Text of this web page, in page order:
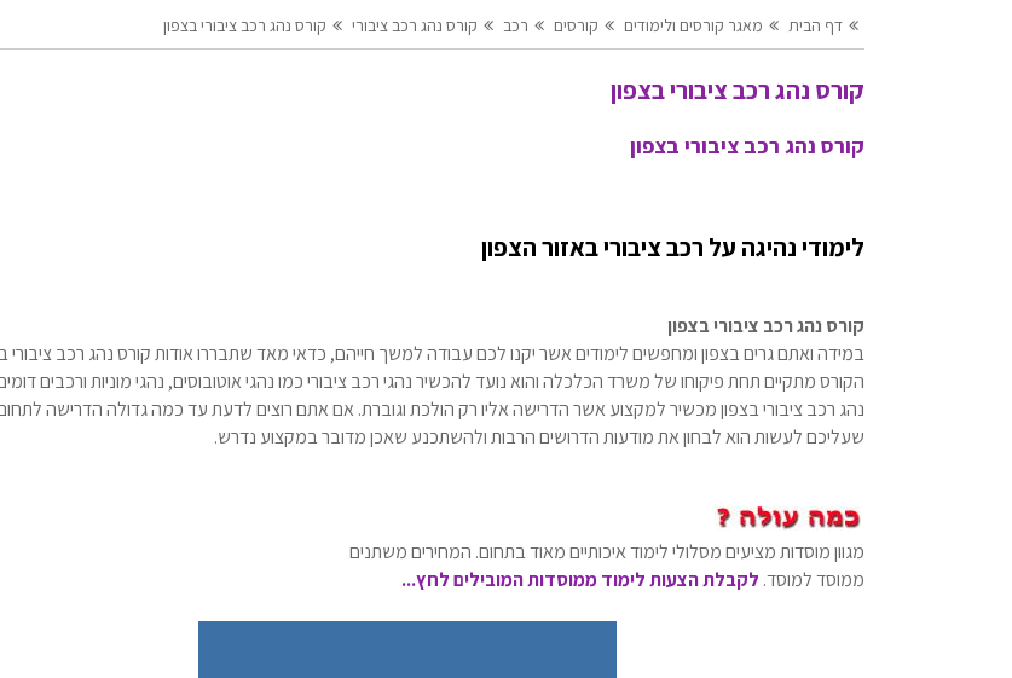
דף הבית מאגר קורסים ולימודים קורסים רכב קורס נהג רכב ציבורי קורס נהג רכב ציבורי בצפון
קורס נהג רכב ציבורי בצפון
קורס נהג רכב ציבורי בצפון
לימודי נהיגה על רכב ציבורי באזור הצפון
קורס נהג רכב ציבורי בצפון
במידה ואתם גרים בצפון ומחפשים לימודים אשר יקנו לכם עבודה למשך חייהם, כדאי מאד שתבררו אודות קורס נהג רכב ציבורי
הקורס מתקיים תחת פיקוחו של משרד הכלכלה והוא נועד להכשיר נהגי רכב ציבורי כמו נהגי אוטובוסים, נהגי מוניות ורכבים
נהג רכב ציבורי בצפון מכשיר למקצוע אשר הדרישה אליו רק הולכת וגוברת. אם אתם רוצים לדעת עד כמה גדולה הדרישה
שעליכם לעשות הוא לבחון את מודעות הדרושים הרבות ולהשתכנע שאכן מדובר במקצוע נדרש.
מגוון מוסדות מציעים מסלולי לימוד איכותיים מאוד בתחום. המחירים משתנים
ממוסד למוסד. לקבלת הצעות לימוד ממוסדות המובילים לחץ...